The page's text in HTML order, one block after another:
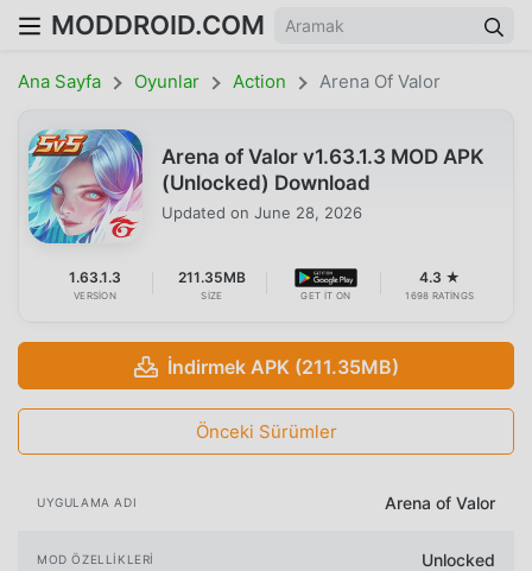
MODDROID.COM
Ana Sayfa Oyunlar Action Arena Of Valor
Arena of Valor v1.63.1.3 MOD APK
(Unlocked) Download
Updated on June 28, 2026
1.63.1.3
VERSION
211.35MB
SIZE GET IT ON
4.3 ★
1698 RATINGS
İndirmek APK (211.35MB)
Önceki Sürümler
UYGULAMA ADI Arena of Valor
MOD ÖZELLIKLERI Unlocked